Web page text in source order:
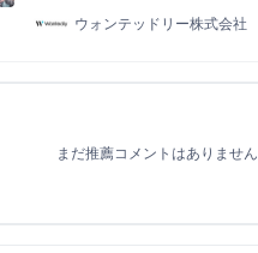
ウォンテッドリー株式会社
まだ推薦コメントはありません